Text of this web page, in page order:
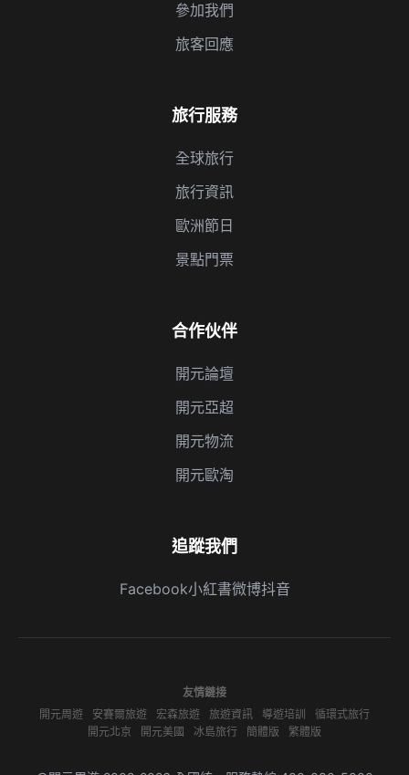
參加我們
旅客回應
旅行服務
全球旅行
旅行資訊
歐洲節日
景點門票
合作伙伴
開元論壇
開元亞超
開元物流
開元歐淘
追蹤我們
Facebook小紅書微博抖音
友情鏈接
開元周遊
安賽爾旅遊 宏森旅遊 旅遊資訊 導遊培訓
循環式旅行
開元北京
開元美國 冰島旅行 簡體版 繁體版